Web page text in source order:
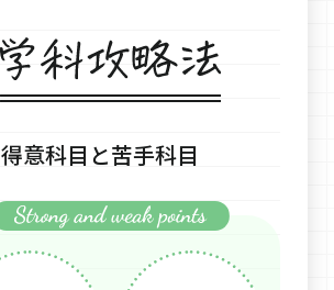
得意科目と苦手科目